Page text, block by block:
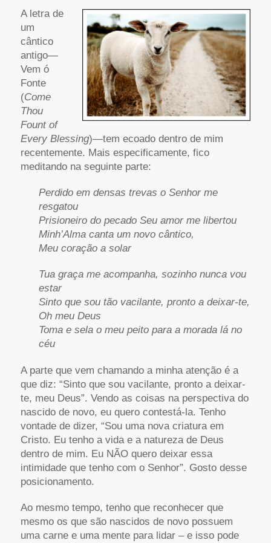
A letra de
um
cântico
antigo—
Vem ó
Fonte
(Come
Thou
Fount of
Every Blessing)—tem ecoado dentro de mim
recentemente. Mais especificamente, fico
meditando na seguinte parte:
Perdido em densas trevas o Senhor me
resgatou
Prisioneiro do pecado Seu amor me libertou
Minh’Alma canta um novo cântico,
Meu coração a solar
Tua graça me acompanha, sozinho nunca vou
estar
Sinto que sou tão vacilante, pronto a deixar-te,
Oh meu Deus
Toma e sela o meu peito para a morada lá no
céu
A parte que vem chamando a minha atenção é a
que diz: “Sinto que sou vacilante, pronto a deixar-
te, meu Deus”. Vendo as coisas na perspectiva do
nascido de novo, eu quero contestá-la. Tenho
vontade de dizer, “Sou uma nova criatura em
Cristo. Eu tenho a vida e a natureza de Deus
dentro de mim. Eu NÃO quero deixar essa
intimidade que tenho com o Senhor”. Gosto desse
posicionamento.
Ao mesmo tempo, tenho que reconhecer que
mesmo os que são nascidos de novo possuem
uma carne e uma mente para lidar – e isso pode